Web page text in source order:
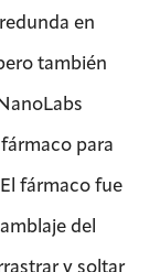
en
también
para
fármaco fue
del
y soltar